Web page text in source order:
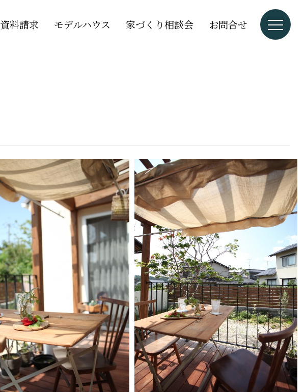
資料請求 モデルハウス 家づくり相談会 お問合せ